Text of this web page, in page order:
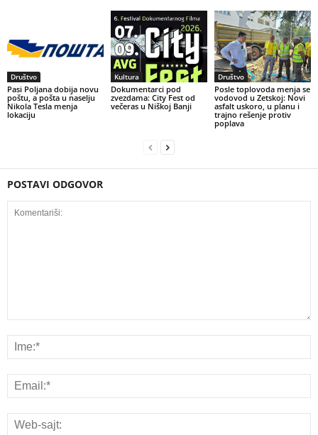
Društvo
Pasi Poljana dobija novu
poštu, a pošta u naselju
Nikola Tesla menja
lokaciju
Kultura
Dokumentarci pod
zvezdama: City Fest od
večeras u Niškoj Banji
Društvo
Posle toplovoda menja se
vodovod u Zetskoj: Novi
asfalt uskoro, u planu i
trajno rešenje protiv
poplava
POSTAVI ODGOVOR